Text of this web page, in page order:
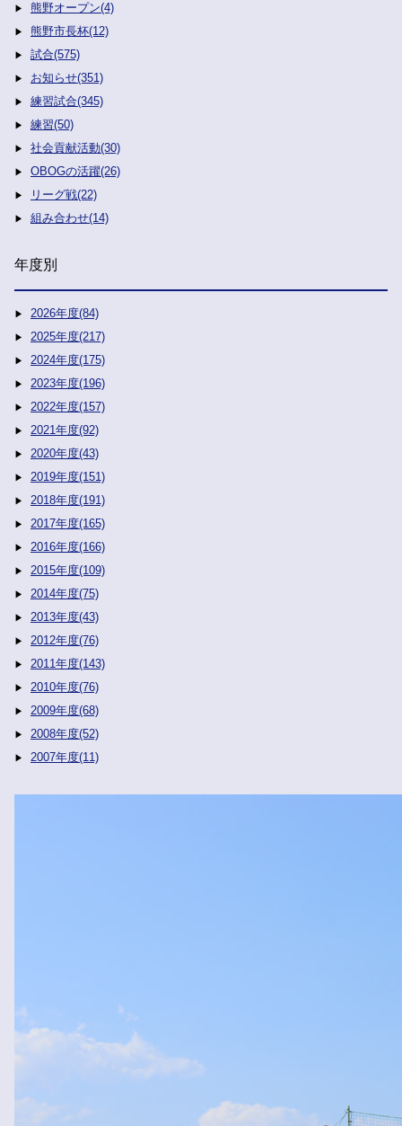
熊野オープン(4)
熊野市長杯(12)
試合(575)
お知らせ(351)
練習試合(345)
練習(50)
社会貢献活動(30)
OBOGの活躍(26)
リーグ戦(22)
組み合わせ(14)
年度別
2026年度(84)
2025年度(217)
2024年度(175)
2023年度(196)
2022年度(157)
2021年度(92)
2020年度(43)
2019年度(151)
2018年度(191)
2017年度(165)
2016年度(166)
2015年度(109)
2014年度(75)
2013年度(43)
2012年度(76)
2011年度(143)
2010年度(76)
2009年度(68)
2008年度(52)
2007年度(11)